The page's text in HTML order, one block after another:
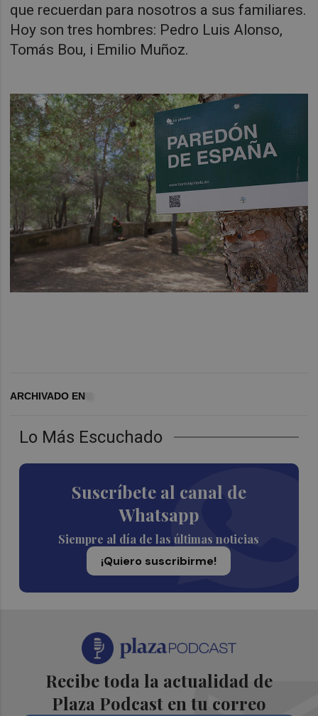
Lo Más Escuchado
Suscríbete al canal de
Whatsapp
Siempre al día de las últimas noticias
¡Quiero suscribirme!
que recuerdan para nosotros a sus familiares.
Hoy son tres hombres: Pedro Luis Alonso,
Tomás Bou, i Emilio Muñoz.
ARCHIVADO EN
Recibe toda la actualidad de
Plaza Podcast en tu correo